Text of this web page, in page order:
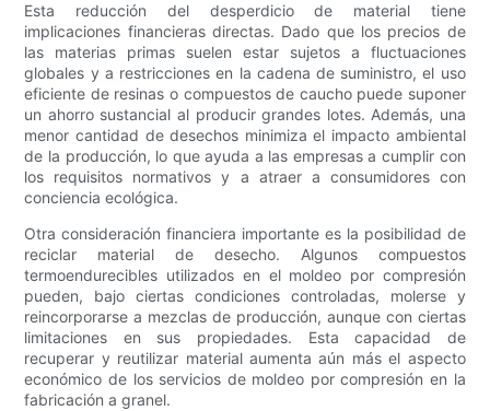
Esta reducción del desperdicio de material tiene
implicaciones financieras directas. Dado que los precios de
las materias primas suelen estar sujetos a fluctuaciones
globales y a restricciones en la cadena de suministro, el uso
eficiente de resinas o compuestos de caucho puede suponer
un ahorro sustancial al producir grandes lotes. Además, una
menor cantidad de desechos minimiza el impacto ambiental
de la producción, lo que ayuda a las empresas a cumplir con
los requisitos normativos y a atraer a consumidores con
conciencia ecológica.
Otra consideración financiera importante es la posibilidad de
reciclar material de desecho. Algunos compuestos
termoendurecibles utilizados en el moldeo por compresión
pueden, bajo ciertas condiciones controladas, molerse y
reincorporarse a mezclas de producción, aunque con ciertas
limitaciones en sus propiedades. Esta capacidad de
recuperar y reutilizar material aumenta aún más el aspecto
económico de los servicios de moldeo por compresión en la
fabricación a granel.